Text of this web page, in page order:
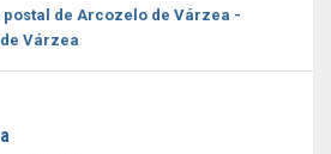
de Arcozelo de Várzea -
Várzea